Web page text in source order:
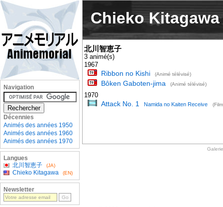
Chieko Kitagawa
北川智恵子
3 animé(s)
1967
Ribbon no Kishi (Animé télévisé)
Bôken Gaboten-jima (Animé télévisé)
1970
Attack No. 1 Namida no Kaiten Receive
Galerie
Navigation
Décennies
Animés des années 1950
Animés des années 1960
Animés des années 1970
Langues
北川智恵子
(JA)
Chieko Kitagawa (EN)
Newsletter